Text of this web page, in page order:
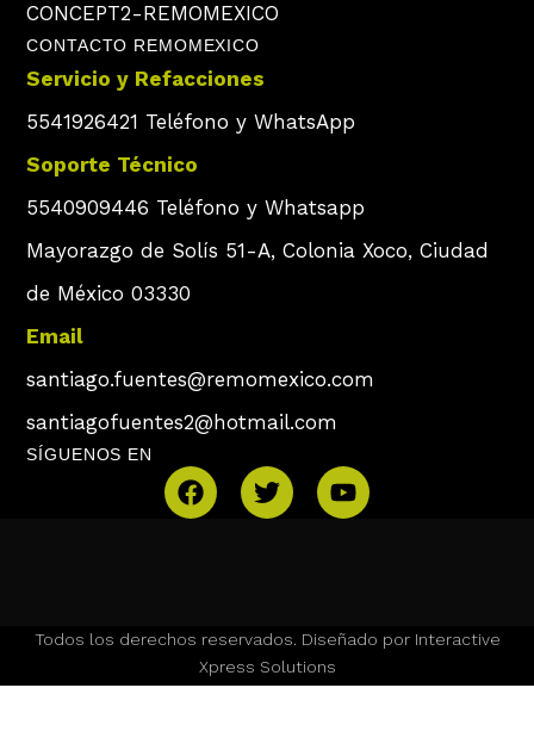
CONCEPT2-REMOMEXICO
CONTACTO REMOMEXICO
Servicio y Refacciones
5541926421 Teléfono y WhatsApp
Soporte Técnico
5540909446 Teléfono y Whatsapp
Mayorazgo de Solís 51-A, Colonia Xoco, Ciudad
de México 03330
Email
santiago.fuentes@remomexico.com
santiagofuentes2@hotmail.com
SÍGUENOS EN
Todos los derechos reservados. Diseñado por Interactive
Xpress Solutions